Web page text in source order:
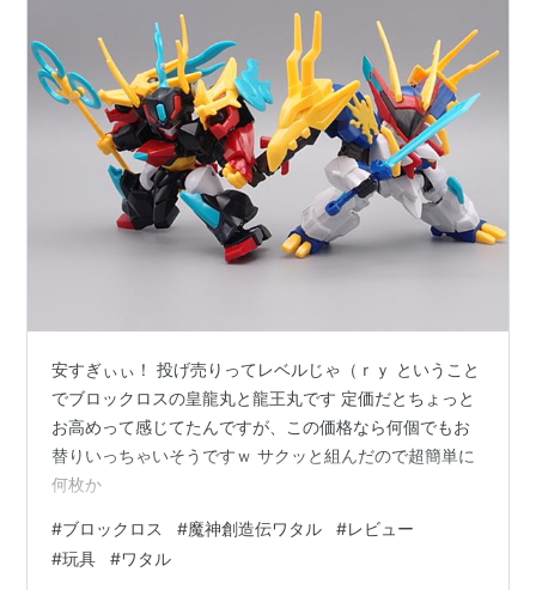
ンの座に就いている。
ドラゴンタイプの使い手だが、ドラゴンタイプのポケモ
ンは第1世代組(全国図鑑No.001〜No.151)には3種、第2
世代組(全国図鑑No.152〜No.251)には1種しかいなかっ
たため、ドラゴンタイプではないプテラやギャラドスな
ども扱っている。
第2世代作品では、主人公と協力してロケット団のアジ
かってカイリューのはかいこうせんを撃たせている。
ワタルの所持ポケモンは、しばしばプロアクションリプ
レイでポケモンを改造しているとしてネタにされること
がある。
第1世代のカイリューの「バリアー」や、第2世代当時の
プテラの「いわなだれ」*1 と、本来覚えないわざを覚え
ていたり、Lv.50よりも低いカイリュー(金・銀は
安すぎぃぃ！ 投げ売りってレベルじゃ（ｒｙ ということ
でブロックロスの皇龍丸と龍王丸です 定価だとちょっと
お高めって感じてたんですが、この価格なら何個でもお
替りいっちゃいそうですｗ サクッと組んだので超簡単に
何枚か
#ブロックロス #魔神創造伝ワタル #レビュー
#玩具 #ワタル